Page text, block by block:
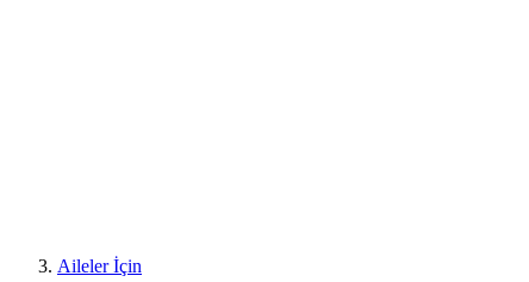
Aileler İçin